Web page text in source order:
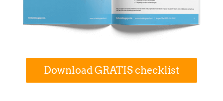
Download GRATIS checklist